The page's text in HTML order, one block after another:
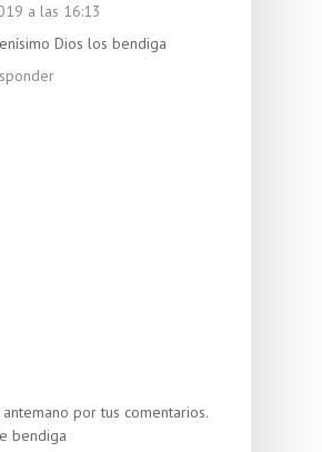
a las 16:13
Dios los bendiga
antemano por tus comentarios.
bendiga